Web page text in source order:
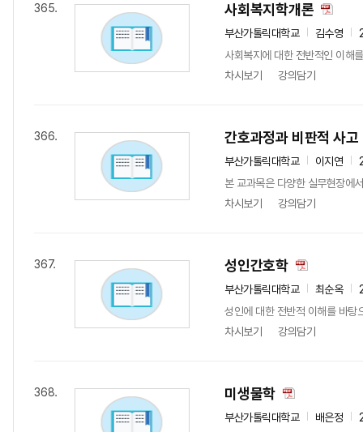
365. 사회복지학개론
부산가톨릭대학교 김수영
사회복지에 대한 전반적인 이해
차시보기
강의담기
366. 간호과정과 비판적 사고
부산가톨릭대학교 이지연
본 교과목은 다양한 실무현장에
차시보기
강의담기
367. 성인간호학
부산가톨릭대학교 최순옥
성인에 대한 전반적 이해를 바탕
차시보기
강의담기
368. 미생물학
부산가톨릭대학교 배은정